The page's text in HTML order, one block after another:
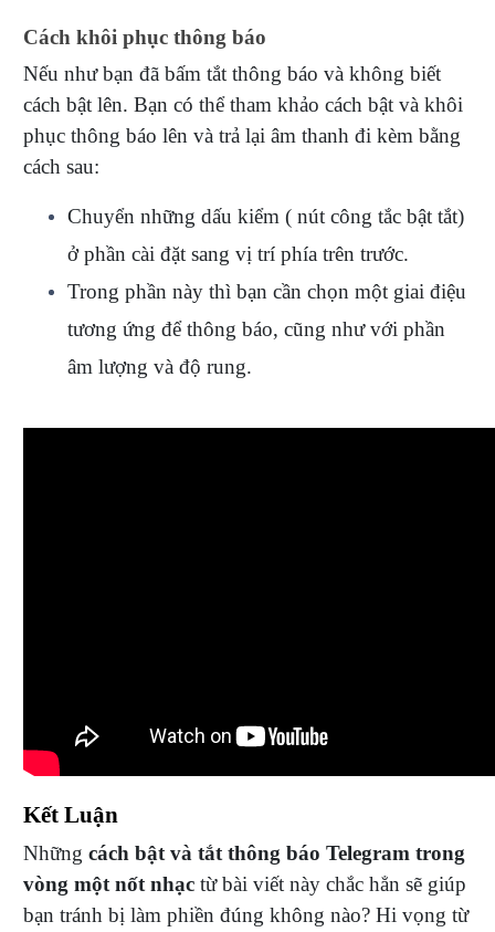
Cách khôi phục thông báo
Nếu như bạn đã bấm tắt thông báo và không biết
cách bật lên. Bạn có thể tham khảo cách bật và khôi
phục thông báo lên và trả lại âm thanh đi kèm bằng
cách sau:
Chuyển những dấu kiểm ( nút công tắc bật tắt)
ở phần cài đặt sang vị trí phía trên trước.
Trong phần này thì bạn cần chọn một giai điệu
tương ứng để thông báo, cũng như với phần
âm lượng và độ rung.
Kết Luận
Những cách bật và tắt thông báo Telegram trong
vòng một nốt nhạc từ bài viết này chắc hẳn sẽ giúp
bạn tránh bị làm phiền đúng không nào? Hi vọng từ